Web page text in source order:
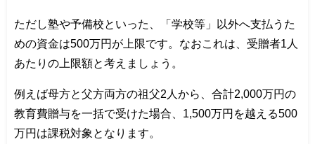
ただし塾や予備校といった、「学校等」以外へ支払うた
めの資金は500万円が上限です。なおこれは、受贈者1人
あたりの上限額と考えましょう。
例えば母方と父方両方の祖父2人から、合計2,000万円の
教育費贈与を一括で受けた場合、1,500万円を越える500
万円は課税対象となります。